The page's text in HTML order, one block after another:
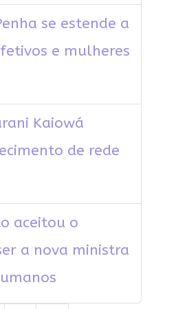
se estende a
e mulheres
Kaiowá
de rede
aceitou o
a nova ministra